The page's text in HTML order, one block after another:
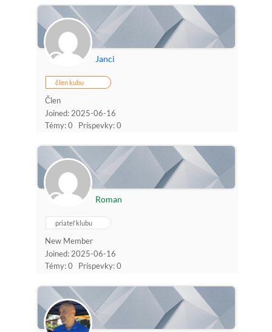
Janci
člen kubu
Člen
Joined: 2025-06-16
Témy: 0
Príspevky: 0
Roman
priateľ klubu
New Member
Joined: 2025-06-16
Témy: 0
Príspevky: 0